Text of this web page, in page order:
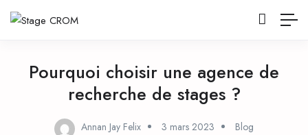
Pourquoi choisir une agence de
recherche de stages ?
Annan Jay Felix 3 mars 2023 Blog